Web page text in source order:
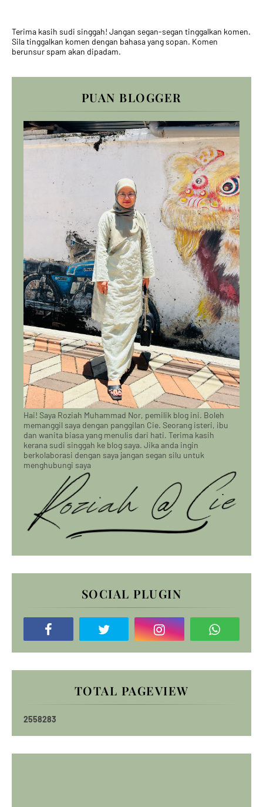
Terima kasih sudi singgah! Jangan segan-segan tinggalkan komen.
Sila tinggalkan komen dengan bahasa yang sopan. Komen
berunsur spam akan dipadam.
PUAN BLOGGER
Hai! Saya Roziah Muhammad Nor, pemilik blog ini. Boleh
memanggil saya dengan panggilan Cie. Seorang isteri, ibu
dan wanita biasa yang menulis dari hati. Terima kasih
kerana sudi singgah ke blog saya. Jika anda ingin
berkolaborasi dengan saya jangan segan silu untuk
menghubungi saya
SOCIAL PLUGIN
TOTAL PAGEVIEW
2558283